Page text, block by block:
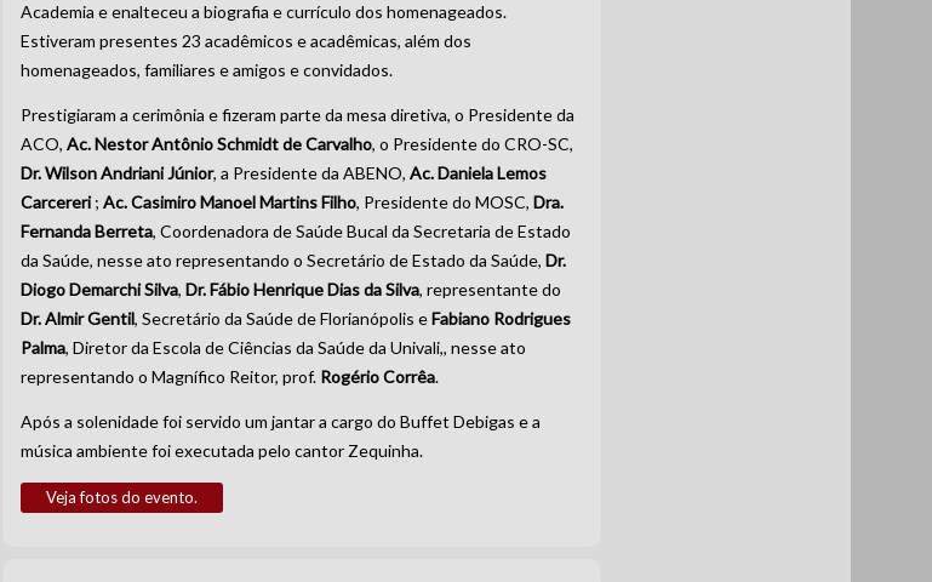
Academia e enalteceu a biografia e currículo dos homenageados.
Estiveram presentes 23 acadêmicos e acadêmicas, além dos
homenageados, familiares e amigos e convidados.
Prestigiaram a cerimônia e fizeram parte da mesa diretiva, o Presidente da
ACO, Ac. Nestor Antônio Schmidt de Carvalho, o Presidente do CRO-SC,
Dr. Wilson Andriani Júnior, a Presidente da ABENO, Ac. Daniela Lemos
Carcereri; Ac. Casimiro Manoel Martins Filho, Presidente do MOSC, Dra.
Fernanda Berreta, Coordenadora de Saúde Bucal da Secretaria de Estado
da Saúde, nesse ato representando o Secretário de Estado da Saúde, Dr.
Diogo Demarchi Silva, Dr. Fábio Henrique Dias da Silva, representante do
Dr. Almir Gentil, Secretário da Saúde de Florianópolis eFabiano Rodrigues
Palma, Diretor da Escola de Ciências da Saúde da Univali,, nesse ato
representando o Magnífico Reitor, prof. Rogério Corrêa.
Após a solenidade foi servido um jantar a cargo do Buffet Debigas e a
música ambiente foi executada pelo cantor Zequinha.
Veja fotos do evento.